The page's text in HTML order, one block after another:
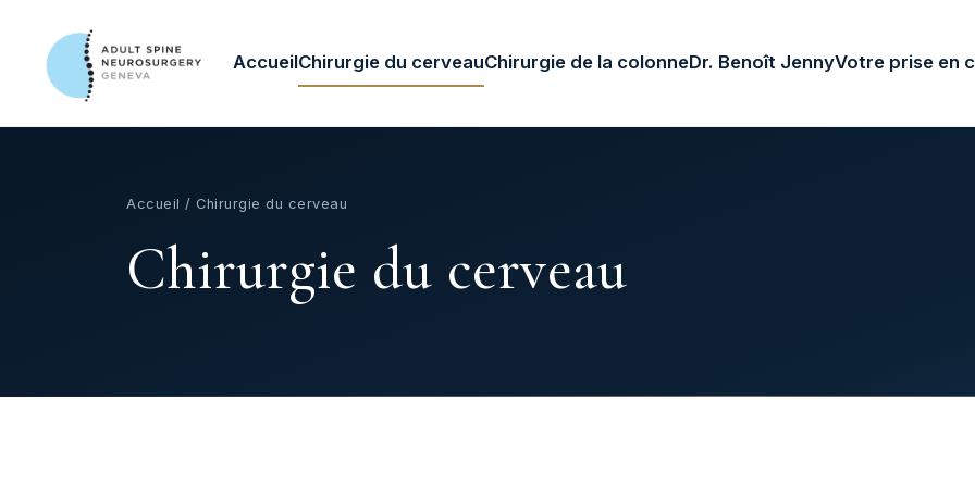
AccueilChirurgie du cerveauChirurgie de la colonneDr. Benoît JennyVotre prise en
Accueil / Chirurgie du cerveau
Chirurgie du cerveau